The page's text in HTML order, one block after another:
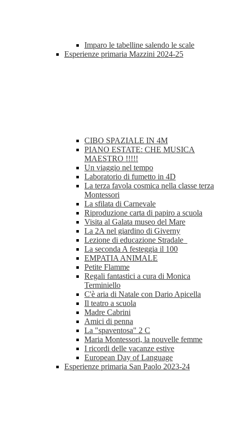
Imparo le tabelline salendo le scale
Esperienze primaria Mazzini 2024-25
CIBO SPAZIALE IN 4M
PIANO ESTATE: CHE MUSICA
MAESTRO !!!!!
Un viaggio nel tempo
Laboratorio di fumetto in 4D
La terza favola cosmica nella classe terza
Montessori
La sfilata di Carnevale
Riproduzione carta di papiro a scuola
Visita al Galata museo del Mare
La 2A nel giardino di Giverny
Lezione di educazione Stradale
La seconda A festeggia il 100
EMPATIA ANIMALE
Petite Flamme
Regali fantastici a cura di Monica
Terminiello
C'è aria di Natale con Dario Apicella
Il teatro a scuola
Madre Cabrini
Amici di penna
La "spaventosa" 2 C
Maria Montessori, la nouvelle femme
I ricordi delle vacanze estive
European Day of Language
Esperienze primaria San Paolo 2023-24